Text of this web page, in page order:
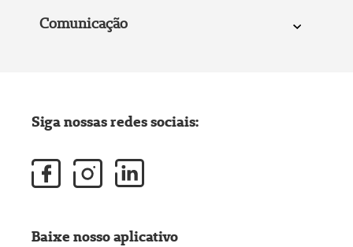
Comunicação
Siga nossas redes sociais:
Baixe nosso aplicativo